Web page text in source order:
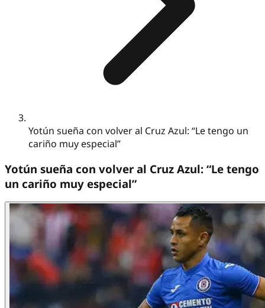
Yotún sueña con volver al Cruz Azul: “Le tengo un
cariño muy especial”
Yotún sueña con volver al Cruz Azul: “Le tengo
un cariño muy especial”